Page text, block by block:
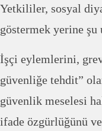
Yetkililer, sosyal
göstermek yerine
İşçi eylemlerini,
güvenliğe tehdit”
güvenlik meselesi
ifade özgürlüğünü ve